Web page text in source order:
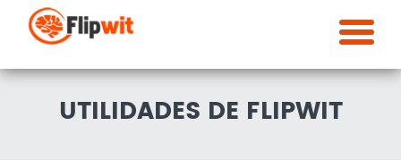
UTILIDADES DE FLIPWIT